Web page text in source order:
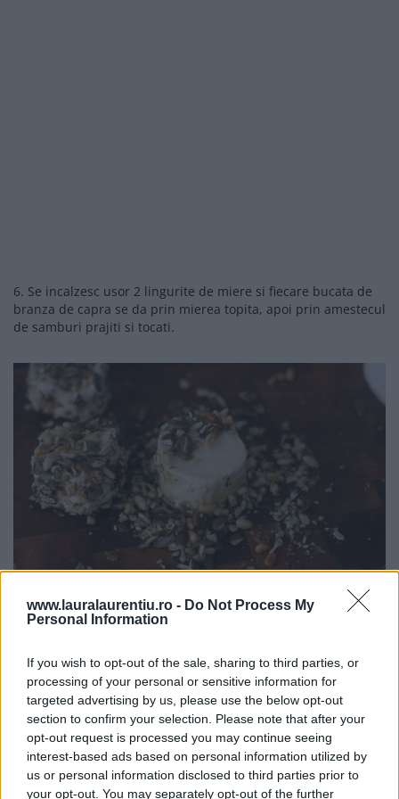
www.lauralaurentiu.ro - Do Not Process My
Personal Information
If you wish to opt-out of the sale, sharing to third parties, or
processing of your personal or sensitive information for
targeted advertising by us, please use the below opt-out
section to confirm your selection. Please note that after your
opt-out request is processed you may continue seeing
interest-based ads based on personal information utilized by
us or personal information disclosed to third parties prior to
your opt-out. You may separately opt-out of the further
6. Se incalzesc usor 2 lingurite de miere si fiecare bucata de
branza de capra se da prin mierea topita, apoi prin amestecul
de samburi prajiti si tocati.
7. Caisele deshidratate impreuna cu apa in care s-au
inmuiat, 2-3 linguri de zeama de lamaie si 1 lingurita de
miere de albine se dau la blender pana se obtine un
sos fin, care se mai dilueaza cu apa rece pana cand are
o consistenta ca de ketchup.